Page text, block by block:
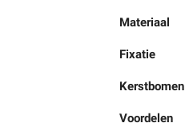
Materiaal
Fixatie
Kerstbomen
Voordelen